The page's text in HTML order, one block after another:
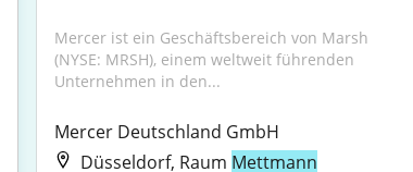
Mercer ist ein Geschäftsbereich von Marsh
(NYSE: MRSH), einem weltweit führenden
Unternehmen in den...
Mercer Deutschland GmbH
Düsseldorf, Raum Mettmann